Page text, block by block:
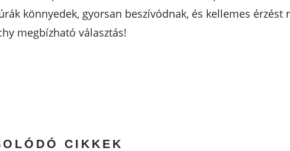
könnyedek, gyorsan beszívódnak, és kellemes érzést
megbízható választás!
CIKKEK